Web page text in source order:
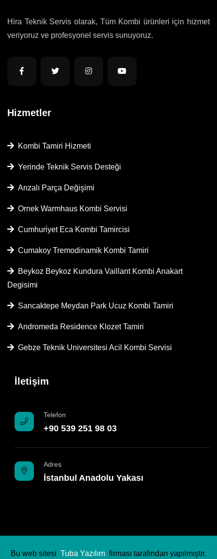
Hira Teknik Servis olarak, Tüm Kombi ürünleri için hizmet
veriyoruz ve profesyonel servis sunuyoruz.
Hizmetler
Kombi Tamiri Hizmeti
Yerinde Teknik Servis Desteği
Arızalı Parça Değişimi
Ornek Warmhaus Kombi Servisi
Cumhuri̇yet Eca Kombi Tamircisi
Cumakoy Tremodinamik Kombi Tamiri
Beykoz Beykoz Kundura Vaillant Kombi Anakart
Degisimi
Sancaktepe Meydan Park Ucuz Kombi Tamiri
Andromeda Residence Klozet Tamiri
Gebze Teknik Universitesi Acil Kombi Servisi
İletişim
Telefon
+90 539 251 98 03
Adres
İstanbul Anadolu Yakası
Bu web sitesi Tuba Yazılım firması tarafından yapılmıştır.